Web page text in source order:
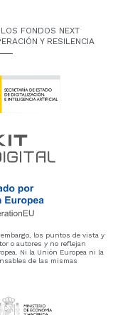
FONDOS NEXT
Y RESILENCIA
los puntos de vista y
o autores y no reflejan
Ni la Unión Europea ni la
de las mismas